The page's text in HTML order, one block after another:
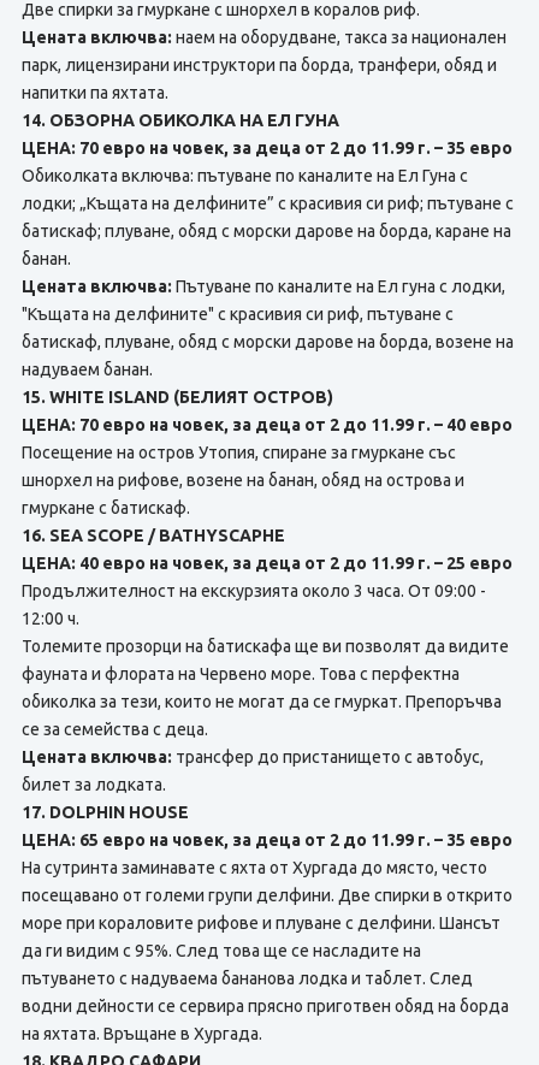
Две спирки за гмуркане с шнорхел в коралов риф.
Цената включва: наем на оборудване, такса за национален
парк, лицензирани инструктори па борда, транфери, обяд и
напитки па яхтата.
14. ОБЗОРНА ОБИКОЛКА НА ЕЛ ГУНА
ЦЕНА: 70 евро на човек, за деца от 2 до 11.99 г. – 35 евро
Обиколката включва: пътуване по каналите на Ел Гуна с
лодки; „Къщата на делфините” с красивия си риф; пътуване с
батискаф; плуване, обяд с морски дарове нa борда, каране на
банан.
Цената включва: Пътуване по каналите на Ел гуна с лодки,
"Къщата на делфините" с красивия си риф, пътуване с
батискаф, плуване, обяд с морски дарове на борда, возене на
надуваем банан.
15. WHITE ISLAND (БЕЛИЯТ ОСТРОВ)
ЦЕНА: 70 евро на човек, за деца от 2 до 11.99 г. – 40 евро
Посещение на остров Утопия, спиране за гмуркане със
шнорхел на рифове, возене на банан, обяд нa острова и
гмуркане с батискаф.
16. SEA SCOPE / BATHYSCAPHE
ЦЕНА: 40 евро на човек, за деца от 2 до 11.99 г. – 25 евро
Продължителност на екскурзията около 3 часа. От 09:00 -
12:00 ч.
Толемите прозорци на батискафа ще ви позволят да видите
фауната и флората на Червено море. Това с перфектна
обиколка за тези, които не могат да се гмуркат. Препоръчва
се за семейства с деца.
Цената включва: трансфер до пристанището с автобус,
билет за лодката.
17. DOLPHIN HOUSE
ЦЕНА: 65 евро на човек, за деца от 2 до 11.99 г. – 35 евро
На сутринта заминавате с яхта от Хургада до място, често
посещавано от големи групи делфини. Две спирки в открито
море при кораловите рифове и плуване с делфини. Шансът
да ги видим с 95%. След това ще се насладите на
пътуването с надуваема бананова лодка и таблет. След
водни дейности се сервира прясно приготвен обяд на борда
на яхтата. Връщане в Хургада.